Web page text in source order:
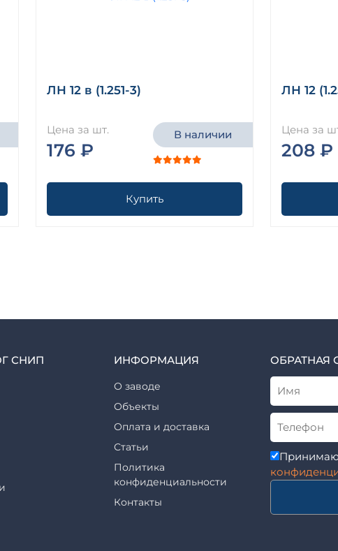
ЛН 12 в (1.251-3)
Цена за шт.
176 ₽
В наличии
Купить
ЛН 12
Цена за
208 ₽
СНИП ИНФОРМАЦИЯ
О заводе
Объекты
Оплата и доставка
Статьи
Политика
конфиденциальности
Контакты
ОБРАТНАЯ
Принимаю